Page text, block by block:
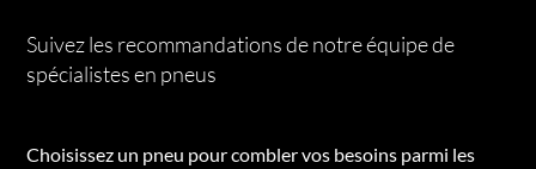
Suivez les recommandations de notre équipe de
spécialistes en pneus
Choisissez un pneu pour combler vos besoins parmi les